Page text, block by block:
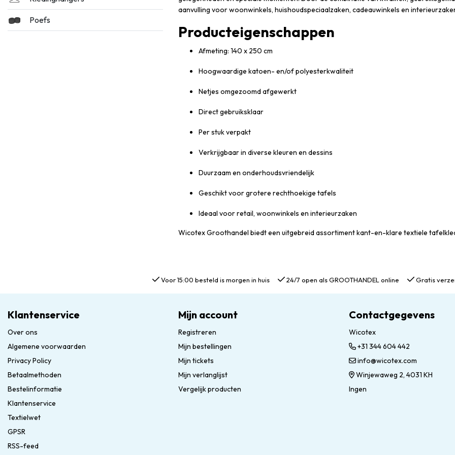
Poefs
aanvulling voor woonwinkels, huishoudspeciaalzaken, cadeauwinkels en
Producteigenschappen
Afmeting: 140 x 250 cm
Hoogwaardige katoen- en/of polyesterkwaliteit
Netjes omgezoomd afgewerkt
Direct gebruiksklaar
Per stuk verpakt
Verkrijgbaar in diverse kleuren en dessins
Duurzaam en onderhoudsvriendelijk
Geschikt voor grotere rechthoekige tafels
Ideaal voor retail, woonwinkels en interieurzaken
Wicotex Groothandel biedt een uitgebreid assortiment kant-en-klare textiele
Voor 15:00 besteld is morgen in huis 24/7 open als GROOTHANDEL online Gratis
Klantenservice
Over ons
Algemene voorwaarden
Privacy Policy
Betaalmethoden
Bestelinformatie
Klantenservice
Textielwet
GPSR
RSS-feed
Mijn account
Registreren
Mijn bestellingen
Mijn tickets
Mijn verlanglijst
Vergelijk producten
Contactgegevens
Wicotex
+31 344 604 442
info@wicotex.com
Winjewaweg 2, 4031 KH
Ingen